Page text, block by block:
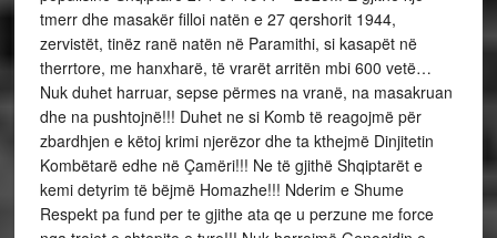
tmerr dhe masakër filloi natën e 27 qershorit 1944,
zervistët, tinëz ranë natën në Paramithi, si kasapët në
therrtore, me hanxharë, të vrarët arritën mbi 600 vetë…
Nuk duhet harruar, sepse përmes na vranë, na masakruan
dhe na pushtojnë!!! Duhet ne si Komb të reagojmë për
zbardhjen e këtoj krimi njerëzor dhe ta kthejmë Dinjitetin
Kombëtarë edhe në Çamëri!!! Ne të gjithë Shqiptarët e
kemi detyrim të bëjmë Homazhe!!! Nderim e Shume
Respekt pa fund per te gjithe ata qe u perzune me force